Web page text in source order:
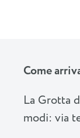
Come
La Grotta
modi: via